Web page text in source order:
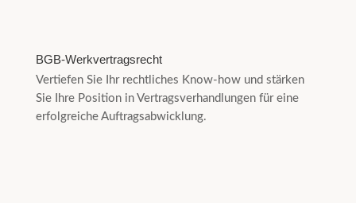
BGB-Werkvertragsrecht
Vertiefen Sie Ihr rechtliches Know-how und stärken
Sie Ihre Position in Vertragsverhandlungen für eine
erfolgreiche Auftragsabwicklung.